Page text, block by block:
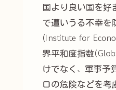
国より良い国を好
で遭いうる不幸を
(Institute for
界平和度指数
けでなく、軍事予
ロの危険などを考